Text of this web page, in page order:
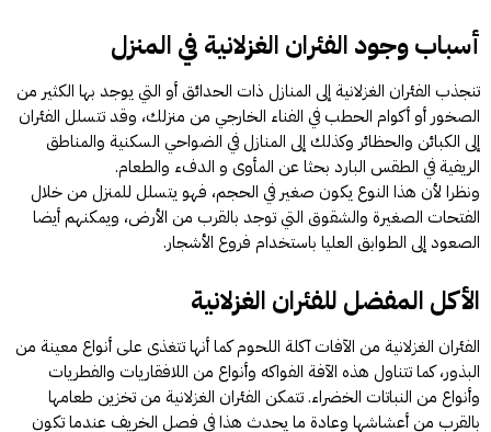
أسباب وجود الفئران الغزلانية في المنزل
تنجذب الفئران الغزلانية إلى المنازل ذات الحدائق أو التي يوجد بها الكثير من
الصخور أو أكوام الحطب في الفناء الخارجي من منزلك، وقد تتسلل الفئران
إلى الكبائن والحظائر وكذلك إلى المنازل في الضواحي السكنية والمناطق
الريفية في الطقس البارد بحثا عن المأوى و الدفء والطعام.
ونظرا لأن هذا النوع يكون صغير في الحجم، فهو يتسلل للمنزل من خلال
الفتحات الصغيرة والشقوق التي توجد بالقرب من الأرض، ويمكنهم أيضا
الصعود إلى الطوابق العليا باستخدام فروع الأشجار.
الأكل المفضل للفئران الغزلانية
الفئران الغزلانية من الآفات آكلة اللحوم كما أنها تتغذى على أنواع معينة من
البذور، كما تتناول هذه الآفة الفواكه وأنواع من اللافقاريات والفطريات
وأنواع من النباتات الخضراء. تتمكن الفئران الغزلانية من تخزين طعامها
بالقرب من أعشاشها وعادة ما يحدث هذا في فصل الخريف عندما تكون